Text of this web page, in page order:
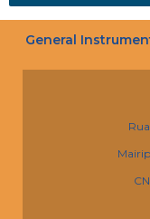
General